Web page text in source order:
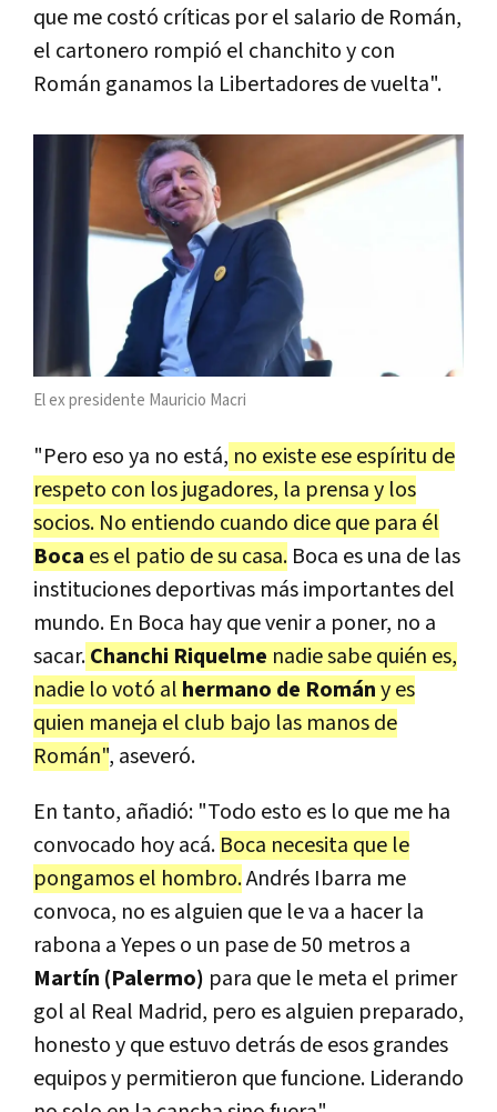
que me costó críticas por el salario de Román,
el cartonero rompió el chanchito y con
Román ganamos la Libertadores de vuelta".
El ex presidente Mauricio Macri
"Pero eso ya no está, no existe ese espíritu de
respeto con los jugadores, la prensa y los
socios. No entiendo cuando dice que para él
Boca es el patio de su casa. Boca es una de las
instituciones deportivas más importantes del
mundo. En Boca hay que venir a poner, no a
sacar.Chanchi Riquelme nadie sabe quién es,
nadie lo votó al hermano de Romány es
quien maneja el club bajo las manos de
Román", aseveró.
En tanto, añadió: "Todo esto es lo que me ha
convocado hoy acá. Boca necesita que le
pongamos el hombro.Andrés Ibarra me
convoca, no es alguien que le va a hacer la
rabona a Yepes o un pase de 50 metros a
Martín (Palermo) para que le meta el primer
gol al Real Madrid, pero es alguien preparado,
honesto y que estuvo detrás de esos grandes
equipos y permitieron que funcione. Liderando